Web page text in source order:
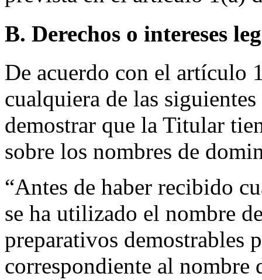
B. Derechos o intereses
De acuerdo con el artículo
cualquiera de las
demostrar que la Titular
sobre los nombres de
“Antes de haber recibido
se ha utilizado el nombre
preparativos demostrables
correspondiente al